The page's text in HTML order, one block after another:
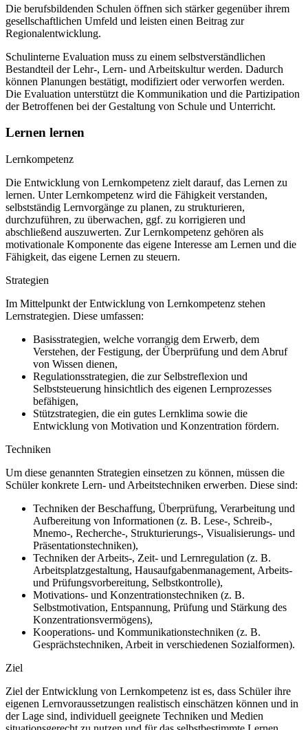
Die berufsbildenden Schulen öffnen sich stärker gegenüber ihrem
gesellschaftlichen Umfeld und leisten einen Beitrag zur
Regionalentwicklung.
Schulinterne Evaluation muss zu einem selbstverständlichen
Bestandteil der Lehr-, Lern- und Arbeitskultur werden. Dadurch
können Planungen bestätigt, modifiziert oder verworfen werden.
Die Evaluation unterstützt die Kommunikation und die Partizipation
der Betroffenen bei der Gestaltung von Schule und Unterricht.
Lernen lernen
Lernkompetenz
Die Entwicklung von Lernkompetenz zielt darauf, das Lernen zu
lernen. Unter Lernkompetenz wird die Fähigkeit verstanden,
selbstständig Lernvorgänge zu planen, zu strukturieren,
durchzuführen, zu überwachen, ggf. zu korrigieren und
abschließend auszuwerten. Zur Lernkompetenz gehören als
motivationale Komponente das eigene Interesse am Lernen und die
Fähigkeit, das eigene Lernen zu steuern.
Strategien
Im Mittelpunkt der Entwicklung von Lernkompetenz stehen
Lernstrategien. Diese umfassen:
Basisstrategien, welche vorrangig dem Erwerb, dem
Verstehen, der Festigung, der Überprüfung und dem Abruf
von Wissen dienen,
Regulationsstrategien, die zur Selbstreflexion und
Selbststeuerung hinsichtlich des eigenen Lernprozesses
befähigen,
Stützstrategien, die ein gutes Lernklima sowie die
Entwicklung von Motivation und Konzentration fördern.
Techniken
Um diese genannten Strategien einsetzen zu können, müssen die
Schüler konkrete Lern- und Arbeitstechniken erwerben. Diese sind:
Techniken der Beschaffung, Überprüfung, Verarbeitung und
Aufbereitung von Informationen (z. B. Lese-, Schreib-,
Mnemo-, Recherche-, Strukturierungs-, Visualisierungs- und
Präsentationstechniken),
Techniken der Arbeits-, Zeit- und Lernregulation (z. B.
Arbeitsplatzgestaltung, Hausaufgabenmanagement, Arbeits-
und Prüfungsvorbereitung, Selbstkontrolle),
Motivations- und Konzentrationstechniken (z. B.
Selbstmotivation, Entspannung, Prüfung und Stärkung des
Konzentrationsvermögens),
Kooperations- und Kommunikationstechniken (z. B.
Gesprächstechniken, Arbeit in verschiedenen Sozialformen).
Ziel
Ziel der Entwicklung von Lernkompetenz ist es, dass Schüler ihre
eigenen Lernvoraussetzungen realistisch einschätzen können und in
der Lage sind, individuell geeignete Techniken und Medien